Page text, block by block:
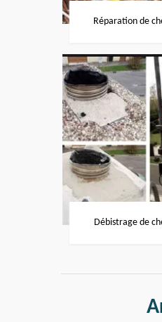
Réparation de
Débistrage de